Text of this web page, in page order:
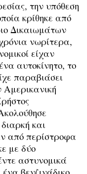
την υπόθεση
κρίθηκε από
Δικαιωμάτων
νωρίτερα,
είχαν
αυτοκίνητο, το
παραβιάσει
Αμερικανική
και
από περίστροφα
με δύο
αστυνομικά